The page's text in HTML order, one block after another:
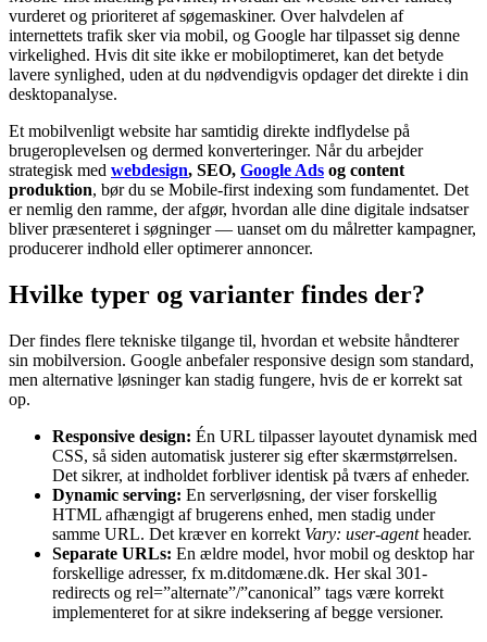
vurderet og prioriteret af søgemaskiner. Over halvdelen af
internettets trafik sker via mobil, og Google har tilpasset sig denne
virkelighed. Hvis dit site ikke er mobiloptimeret, kan det betyde
lavere synlighed, uden at du nødvendigvis opdager det direkte i din
desktopanalyse.
Et mobilvenligt website har samtidig direkte indflydelse på
brugeroplevelsen og dermed konverteringer. Når du arbejder
strategisk med webdesign, SEO, Google Ads og content
produktion, bør du se Mobile-first indexing som fundamentet. Det
er nemlig den ramme, der afgør, hvordan alle dine digitale indsatser
bliver præsenteret i søgninger — uanset om du målretter kampagner,
producerer indhold eller optimerer annoncer.
Hvilke typer og varianter findes der?
Der findes flere tekniske tilgange til, hvordan et website håndterer
sin mobilversion. Google anbefaler responsive design som standard,
men alternative løsninger kan stadig fungere, hvis de er korrekt sat
op.
Responsive design: Én URL tilpasser layoutet dynamisk med
CSS, så siden automatisk justerer sig efter skærmstørrelsen.
Det sikrer, at indholdet forbliver identisk på tværs af enheder.
Dynamic serving: En serverløsning, der viser forskellig
HTML afhængigt af brugerens enhed, men stadig under
samme URL. Det kræver en korrekt Vary: user-agentheader.
Separate URLs: En ældre model, hvor mobil og desktop har
forskellige adresser, fx m.ditdomæne.dk. Her skal 301-
redirects og rel=”alternate”/”canonical” tags være korrekt
implementeret for at sikre indeksering af begge versioner.